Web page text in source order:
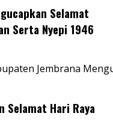
Selamat
Serta Nyepi 1946
Jembrana
Selamat Hari Raya